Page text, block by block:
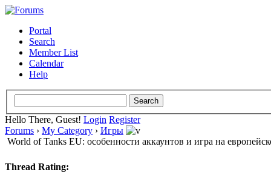
Portal
Search
Member List
Calendar
Help
Hello There, Guest! Login Register
Forums › My Category › Игры
World of Tanks EU: особенности аккаунтов и игра на
Thread Rating: